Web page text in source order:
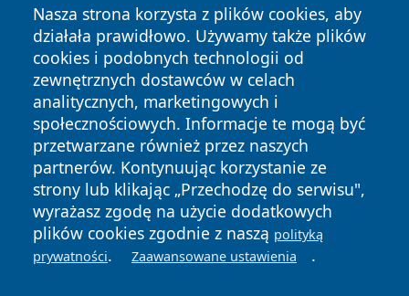
Nasza strona korzysta z plików cookies, aby
działała prawidłowo. Używamy także plików
cookies i podobnych technologii od
zewnętrznych dostawców w celach
analitycznych, marketingowych i
społecznościowych. Informacje te mogą być
przetwarzane również przez naszych
partnerów. Kontynuując korzystanie ze
strony lub klikając „Przechodzę do serwisu",
wyrażasz zgodę na użycie dodatkowych
plików cookies zgodnie z naszą polityką
prywatności. Zaawansowane ustawienia .
Copyright © 2026 ostrolecki24.pl Wszystkie prawa
zastrzeżone.
News Autorzy
Polityka
Prywatności
Polityka
Cookies